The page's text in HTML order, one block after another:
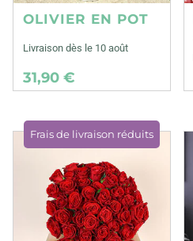
OLIVIER EN POT
Livraison dès le 10 août
31,90 €
Frais de livraison réduits